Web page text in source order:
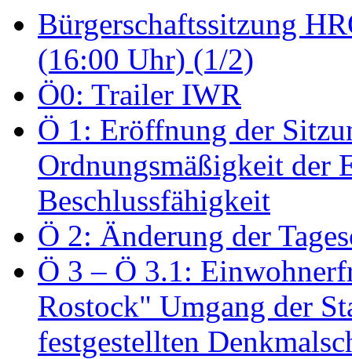
Bürgerschaftssitzung
(16:00 Uhr) (1/2)
Ö0: Trailer IWR
Ö 1: Eröffnung der
Ordnungsmäßigkeit der
Beschlussfähigkeit
Ö 2: Änderung der
Ö 3 – Ö 3.1:
Rostock" Umgang der
festgestellten